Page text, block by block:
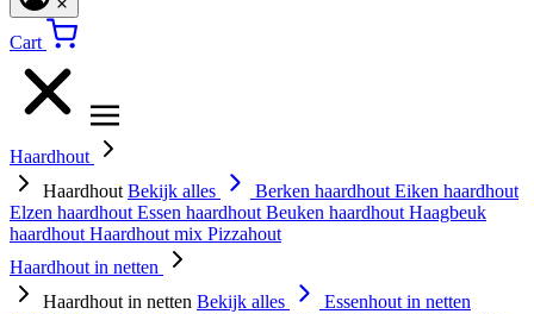
Cart
Haardhout
Haardhout Bekijk alles Berken haardhout Eiken haardhout
Elzen haardhout Essen haardhout Beuken haardhout Haagbeuk
haardhout Haardhout mix Pizzahout
Haardhout in netten
Haardhout in netten Bekijk alles
Essenhout in netten